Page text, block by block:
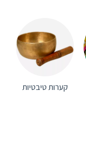
קערות טיבטיות